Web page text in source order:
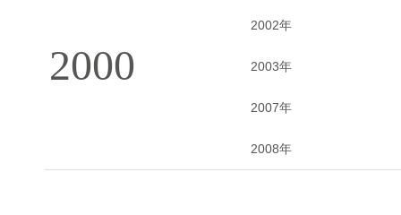
2000
2002年
2003年
2007年
2008年